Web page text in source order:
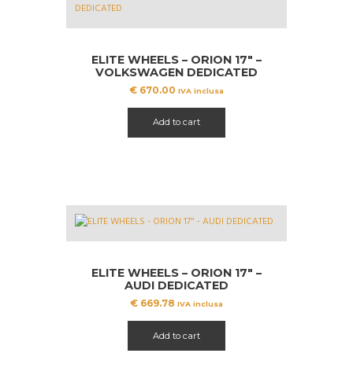
ELITE WHEELS – ORION 17″ –
VOLKSWAGEN DEDICATED
€ 670.00 IVA inclusa
Add to cart
ELITE WHEELS – ORION 17″ –
AUDI DEDICATED
€ 669.78 IVA inclusa
Add to cart